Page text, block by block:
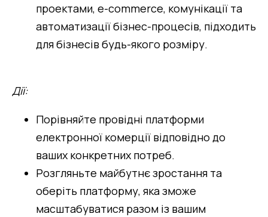
проектами, e-commerce, комунікації та
автоматизації бізнес-процесів, підходить
для бізнесів будь-якого розміру.
Дії:
Порівняйте провідні платформи
електронної комерції відповідно до
ваших конкретних потреб.
Розгляньте майбутнє зростання та
оберіть платформу, яка зможе
масштабуватися разом із вашим